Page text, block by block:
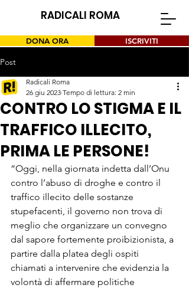
RADICALI ROMA
DONA ORA ISCRIVITI
Post
CONTRO LO STIGMA E IL
TRAFFICO ILLECITO,
PRIMA LE PERSONE!
Radicali Roma
26 giu 2023 Tempo di lettura: 2 min
“Oggi, nella giornata indetta dall’Onu
contro l’abuso di droghe e contro il
traffico illecito delle sostanze
stupefacenti, il governo non trova di
meglio che organizzare un convegno
dal sapore fortemente proibizionista, a
partire dalla platea degli ospiti
chiamati a intervenire che evidenzia la
volontà di affermare politiche